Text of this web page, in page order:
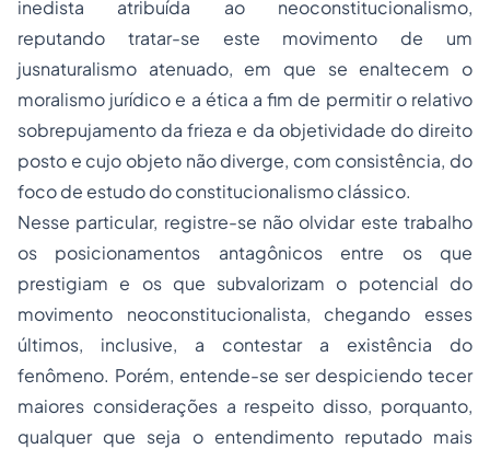
inedista atribuída ao neoconstitucionalismo,
reputando tratar-se este movimento de um
jusnaturalismo atenuado, em que se enaltecem o
moralismo jurídico e a ética a fim de permitir o relativo
sobrepujamento da frieza e da objetividade do direito
posto e cujo objeto não diverge, com consistência, do
foco de estudo do constitucionalismo clássico.
Nesse particular, registre-se não olvidar este trabalho
os posicionamentos antagônicos entre os que
prestigiam e os que subvalorizam o potencial do
movimento neoconstitucionalista, chegando esses
últimos, inclusive, a contestar a existência do
fenômeno. Porém, entende-se ser despiciendo tecer
maiores considerações a respeito disso, porquanto,
qualquer que seja o entendimento reputado mais